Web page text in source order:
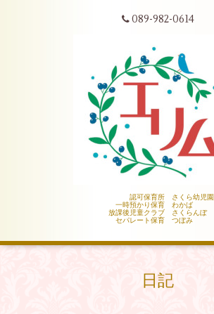
089-982-0614
認可保育所 さくら幼児園
一時預かり保育 わかば
放課後児童クラブ さくらんぼ
セパレート保育 つぼみ
日記